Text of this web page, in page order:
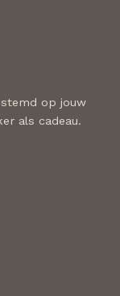
op jouw
als cadeau.